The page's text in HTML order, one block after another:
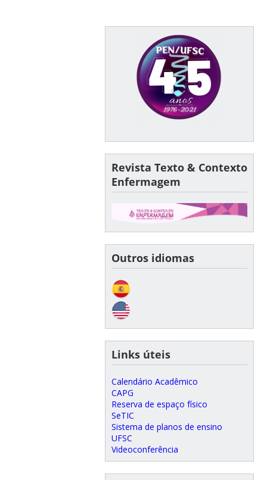
Revista Texto & Contexto
Enfermagem
Outros idiomas
Links úteis
Calendário Acadêmico
CAPG
Reserva de espaço físico
SeTIC
Sistema de planos de ensino
UFSC
Videoconferência